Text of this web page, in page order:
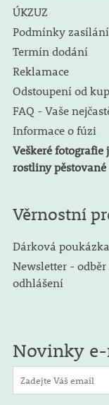
ÚKZUZ
Podmínky
Termín dodání
Reklamace
Odstoupení od
FAQ - Vaše
Informace o fúzi
Veškeré
rostliny
Věrnostní
Dárková poukázka
Newsletter -
odhlášení
Novinky